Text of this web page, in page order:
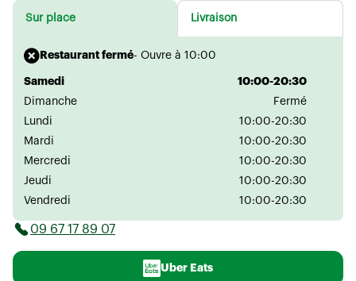
Sur place Livraison
Restaurant fermé- Ouvre à 10:00
Samedi
10:00-20:30
Dimanche
Fermé
Lundi
10:00-20:30
Mardi
10:00-20:30
Mercredi
10:00-20:30
Jeudi
10:00-20:30
Vendredi
10:00-20:30
09 67 17 89 07
Uber Eats